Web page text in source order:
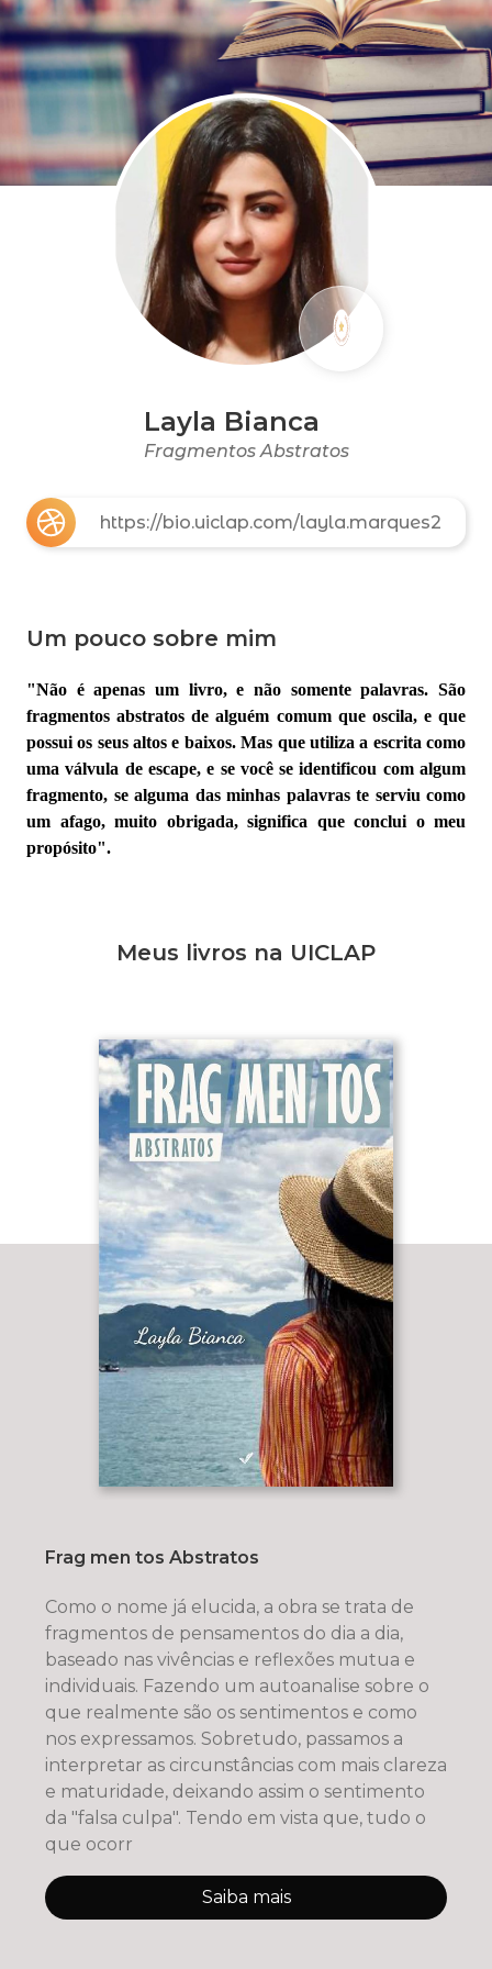
Layla Bianca
Fragmentos Abstratos
https://bio.uiclap.com/layla.marques2
Um pouco sobre mim
"Não é apenas um livro, e não somente palavras. São
fragmentos abstratos de alguém comum que oscila, e que
possui os seus altos e baixos. Mas que utiliza a escrita como
uma válvula de escape, e se você se identificou com algum
fragmento, se alguma das minhas palavras te serviu como
um afago, muito obrigada, significa que conclui o meu
propósito".
Meus livros na UICLAP
Frag men tos Abstratos
Como o nome já elucida, a obra se trata de
fragmentos de pensamentos do dia a dia,
baseado nas vivências e reflexões mutua e
individuais. Fazendo um autoanalise sobre o
que realmente são os sentimentos e como
nos expressamos. Sobretudo, passamos a
interpretar as circunstâncias com mais clareza
e maturidade, deixando assim o sentimento
da "falsa culpa". Tendo em vista que, tudo o
que ocorr
Saiba mais